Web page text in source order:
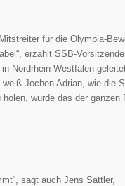
für die Olympia-
erzählt SSB-
Nordrhein-Westfalen
Jochen Adrian, wie die
würde das der ganzen
sagt auch Jens Sattler,